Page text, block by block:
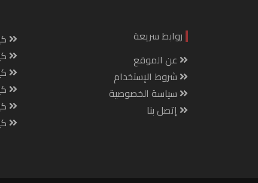
روابط سريعة
عن الموقع
شروط الإستخدام
سياسة الخصوصية
إتصل بنا